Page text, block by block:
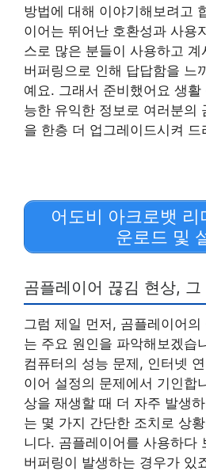
방법에 대해 이야기해보려고
이어는 뛰어난 호환성과 사용
스로 많은 분들이 사용하고
버퍼링으로 인해 답답함을 느
예요. 그래서 준비했어요 생
능한 유익한 정보로 여러분의
을 한층 더 업그레이드시켜 드
어도비 아크로뱃
운로드 및
곰플레이어 끊김 현상, 그
그럼 제일 먼저, 곰플레이어
는 주요 원인을 파악해보겠습
컴퓨터의 성능 문제, 인터넷
이어 설정의 문제에서 기인합
상을 재생할 때 더 자주 발생
는 몇 가지 간단한 조치로 상
니다. 곰플레이어를 사용하다
버퍼링이 발생하는 경우가 있